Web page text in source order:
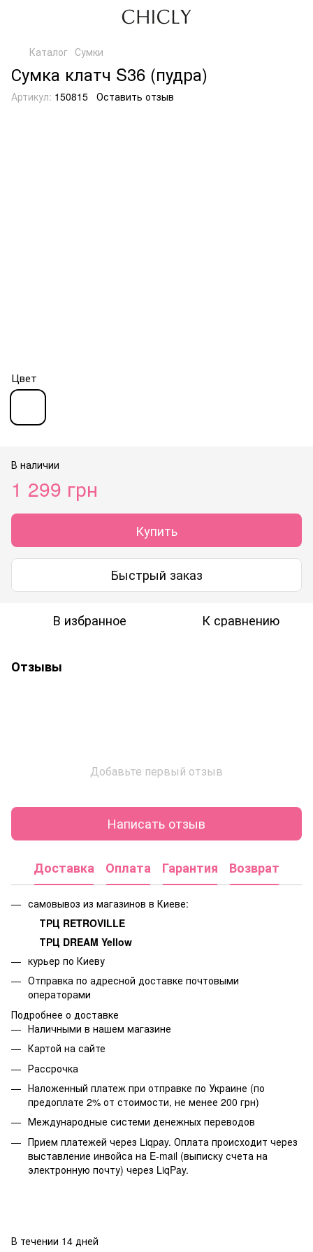
Каталог Сумки
Сумка клатч S36 (пудра)
Артикул: 150815 Оставить отзыв
Цвет
В наличии
1 299 грн
Купить
Быстрый заказ
В избранное К сравнению
Отзывы
Добавьте первый отзыв
Написать отзыв
Доставка Оплата Гарантия Возврат
самовывоз из магазинов в Киеве:
ТРЦ RETROVILLE
ТРЦ DREAM Yellow
курьер по Киеву
Отправка по адресной доставке почтовыми
операторами
Подробнее о доставке
Наличными в нашем магазине
Картой на сайте
Рассрочка
Наложенный платеж при отправке по Украине (по
предоплате 2% от стоимости, не менее 200 грн)
Международные системи денежных переводов
Прием платежей через Liqpay. Оплата происходит через
выставление инвойса на E-mail (выписку счета на
электронную почту) через LiqPay.
В течении 14 дней